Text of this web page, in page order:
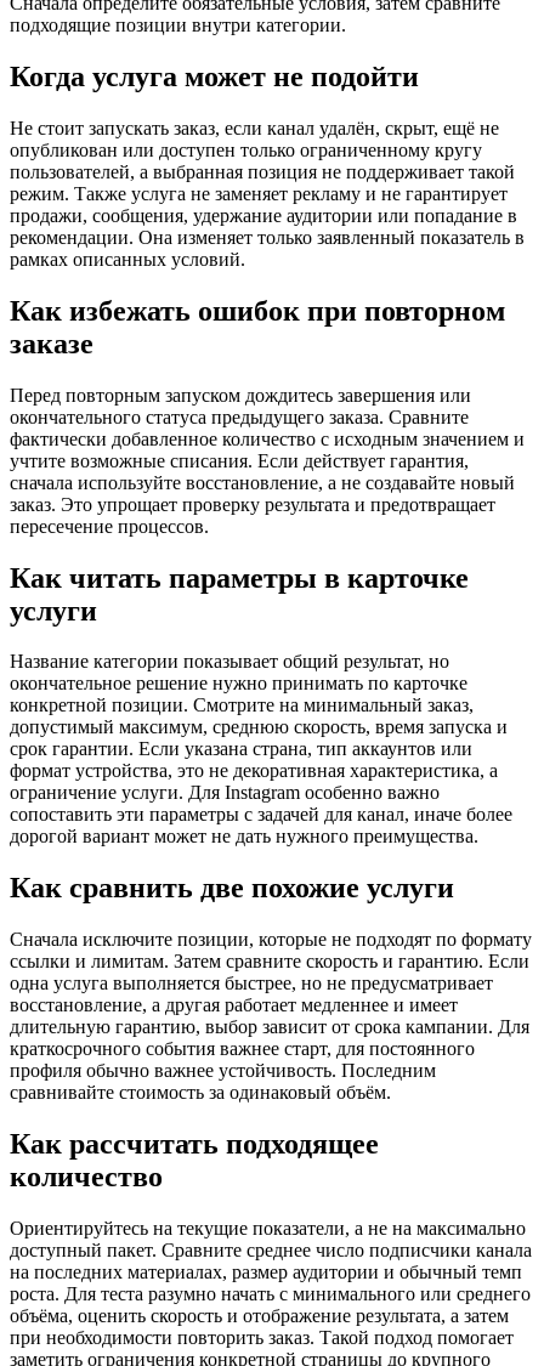
подходящие позиции внутри категории.
Когда услуга может не подойти
Не стоит запускать заказ, если канал удалён, скрыт, ещё не
опубликован или доступен только ограниченному кругу
пользователей, а выбранная позиция не поддерживает такой
режим. Также услуга не заменяет рекламу и не гарантирует
продажи, сообщения, удержание аудитории или попадание в
рекомендации. Она изменяет только заявленный показатель в
рамках описанных условий.
Как избежать ошибок при повторном
заказе
Перед повторным запуском дождитесь завершения или
окончательного статуса предыдущего заказа. Сравните
фактически добавленное количество с исходным значением и
учтите возможные списания. Если действует гарантия,
сначала используйте восстановление, а не создавайте новый
заказ. Это упрощает проверку результата и предотвращает
пересечение процессов.
Как читать параметры в карточке
услуги
Название категории показывает общий результат, но
окончательное решение нужно принимать по карточке
конкретной позиции. Смотрите на минимальный заказ,
допустимый максимум, среднюю скорость, время запуска и
срок гарантии. Если указана страна, тип аккаунтов или
формат устройства, это не декоративная характеристика, а
ограничение услуги. Для Instagram особенно важно
сопоставить эти параметры с задачей для канал, иначе более
дорогой вариант может не дать нужного преимущества.
Как сравнить две похожие услуги
Сначала исключите позиции, которые не подходят по формату
ссылки и лимитам. Затем сравните скорость и гарантию. Если
одна услуга выполняется быстрее, но не предусматривает
восстановление, а другая работает медленнее и имеет
длительную гарантию, выбор зависит от срока кампании. Для
краткосрочного события важнее старт, для постоянного
профиля обычно важнее устойчивость. Последним
сравнивайте стоимость за одинаковый объём.
Как рассчитать подходящее
количество
Ориентируйтесь на текущие показатели, а не на максимально
доступный пакет. Сравните среднее число подписчики канала
на последних материалах, размер аудитории и обычный темп
роста. Для теста разумно начать с минимального или среднего
объёма, оценить скорость и отображение результата, а затем
при необходимости повторить заказ. Такой подход помогает
заметить ограничения конкретной страницы до крупного